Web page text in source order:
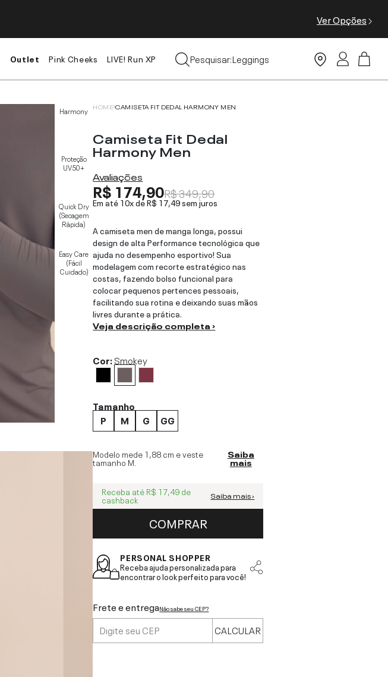
Ver Opções
Outlet Pink Cheeks LIVE! Run XP Pesquisar:Moda Praia
Leggings
Harmony
Proteção
UV50+
Quick Dry
(Secagem
Rápida)
Easy Care
(Fácil
Cuidado)
HOME CAMISETA FIT DEDAL HARMONY MEN
Camiseta Fit Dedal
Harmony Men
Avaliações
R$ 174,90R$ 349,90
Em até 10x deR$ 17,49sem juros
A camiseta men de manga longa, possui
design de alta Performance tecnológica que
ajuda no desempenho esportivo! Sua
modelagem com recorte estratégico nas
costas, fazendo bolso funcional para
colocar pequenos pertences pessoais,
facilitando sua rotina e deixando suas mãos
livres durante a prática.
Veja descrição completa ›
Cor:Smokey
Tamanho
P
M G GG
Modelo mede 1,88 cm e veste
tamanho M
Saiba
mais
Receba até R$ 17,49 de
cashback Saiba mais ›
COMPRAR
PERSONAL SHOPPER
Receba ajuda personalizada para
encontrar o look perfeito para você!
Frete e entregaNão sabe seu CEP?
CALCULAR